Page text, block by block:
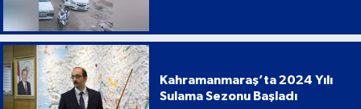
Kahramanmaraş’ta 2024 Yılı
Sulama Sezonu Başladı